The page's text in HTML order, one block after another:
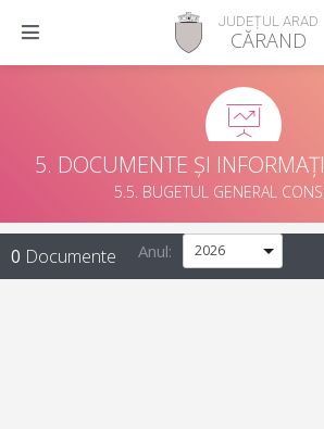
JUDEȚUL ARAD
CĂRAND
5. DOCUMENTE ȘI
5.5. BUGETUL GENERAL
0 Documente Anul: